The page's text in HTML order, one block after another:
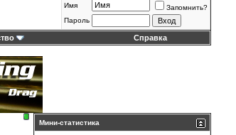
Имя
Запомнить?
Пароль
Справка
Мини-статистика